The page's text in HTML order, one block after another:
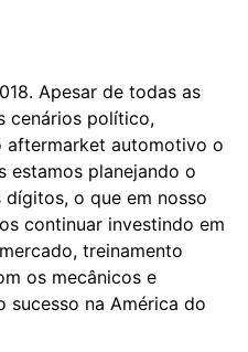
Apesar de todas as
cenários político,
aftermarket automotivo o
estamos planejando o
o que em nosso
continuar investindo em
treinamento
os mecânicos e
sucesso na América do